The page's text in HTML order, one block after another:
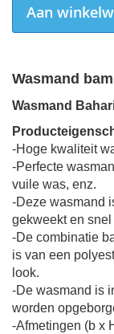
Aan
Wasmand
Wasmand
-Hoge kwaliteit
-Perfecte
vuile was, enz.
-Deze wasmand
gekweekt en
-De combinatie
is van een
look.
-De wasmand is
worden
-Afmetingen (b x